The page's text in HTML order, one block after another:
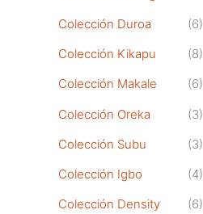
Colección Duroa
(6)
Colección Kikapu
(8)
Colección Makale
(6)
Colección Oreka
(3)
Colección Subu
(3)
Colección Igbo
(4)
Colección Density
(6)